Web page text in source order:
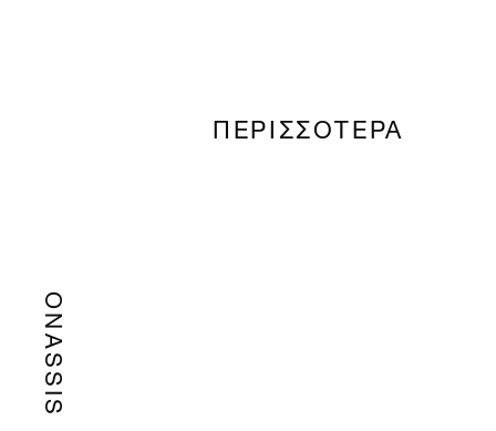
ONASSIS
ΠΕΡΙΣΣΟΤΕΡΑ